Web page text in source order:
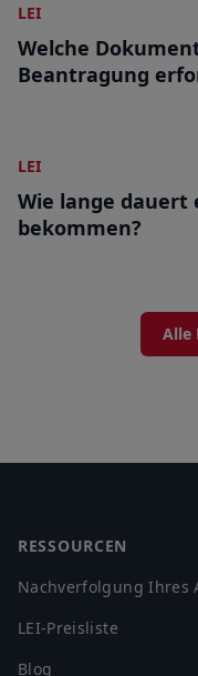
LEI
Welche
Beantragung
LEI
Wie lange dauert
bekommen?
Alle
RESSOURCEN
Nachverfolgung Ihres
LEI-Preisliste
Blog